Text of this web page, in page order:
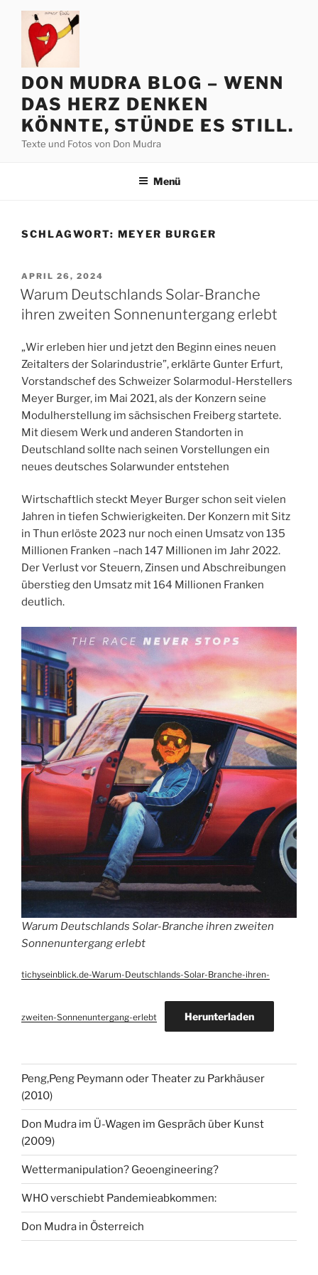
Zum
springen
DON MUDRA BLOG – WENN
DAS HERZ DENKEN
KÖNNTE, STÜNDE ES STILL.
Texte und Fotos von Don Mudra
Menü
SCHLAGWORT: MEYER BURGER
VERÖFFENTLICHT
AM
APRIL 26, 2024
Warum Deutschlands Solar-Branche
ihren zweiten Sonnenuntergang erlebt
„Wir erleben hier und jetzt den Beginn eines neuen
Zeitalters der Solarindustrie”, erklärte Gunter Erfurt,
Vorstandschef des Schweizer Solarmodul-Herstellers
Meyer Burger, im Mai 2021, als der Konzern seine
Modulherstellung im sächsischen Freiberg startete.
Mit diesem Werk und anderen Standorten in
Deutschland sollte nach seinen Vorstellungen ein
neues deutsches Solarwunder entstehen
Wirtschaftlich steckt Meyer Burger schon seit vielen
Jahren in tiefen Schwierigkeiten. Der Konzern mit Sitz
in Thun erlöste 2023 nur noch einen Umsatz von 135
Millionen Franken –nach 147 Millionen im Jahr 2022.
Der Verlust vor Steuern, Zinsen und Abschreibungen
überstieg den Umsatz mit 164 Millionen Franken
deutlich.
Warum Deutschlands Solar-Branche ihren zweiten
Sonnenuntergang erlebt
tichyseinblick.de-Warum-Deutschlands-Solar-Branche-ihren-
zweiten-Sonnenuntergang-erlebt Herunterladen
Peng,Peng Peymann oder Theater zu Parkhäuser
(2010)
Don Mudra im Ü-Wagen im Gespräch über Kunst
(2009)
Wettermanipulation? Geoengineering?
WHO verschiebt Pandemieabkommen:
Don Mudra in Österreich